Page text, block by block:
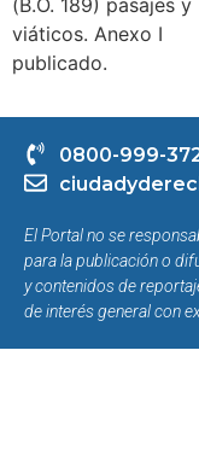
(B.O. 189) pasajes y
viáticos. Anexo I
publicado.
0800-999-
El Portal no se
para la publicación o
y contenidos de
de interés general con